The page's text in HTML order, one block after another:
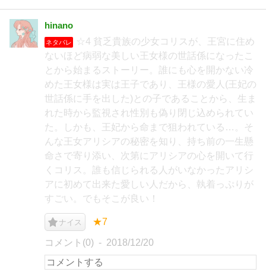
hinano
ネタバレ
☆4 貧乏貴族の少女コリスが、王宮に住め
ないほど病弱な美しい王女様の世話係になったこ
とから始まるストーリー。誰にも心を開かない冷
めた王女様は実は王子であり、王様の愛人(王妃の
世話係に手を出した)との子であることから、生ま
れた時から監視され性別も偽り閉じ込められてい
た。しかも、王妃から命まで狙われている…。そ
んな王女アリシアの秘密を知り、持ち前の一生懸
命さで寄り添い、次第にアリシアの心を開いて行
くコリス。誰も信じられる人がいなかったアリシ
アに初めて出来た愛しい人だから、執着っぷりが
すごい。でもそこが良い！
ナイス ★7
コメント(0) 2018/12/20